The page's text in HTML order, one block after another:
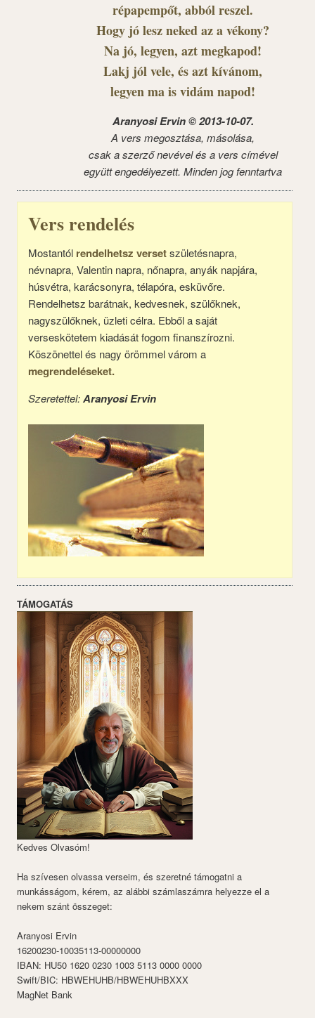
répapempőt, abból reszel.
Hogy jó lesz neked az a vékony?
Na jó, legyen, azt megkapod!
Lakj jól vele, és azt kívánom,
legyen ma is vidám napod!
Aranyosi Ervin © 2013-10-07.
A vers megosztása, másolása,
csak a szerző nevével és a vers címével
együtt engedélyezett. Minden jog fenntartva
Vers rendelés
Mostantól rendelhetsz versetszületésnapra,
névnapra, Valentin napra, nőnapra, anyák napjára,
húsvétra, karácsonyra, télapóra, esküvőre.
Rendelhetsz barátnak, kedvesnek, szülőknek,
nagyszülőknek, üzleti célra. Ebből a saját
verseskötetem kiadását fogom finanszírozni.
Köszönettel és nagy örömmel várom a
megrendeléseket.
Szeretettel:Aranyosi Ervin
TÁMOGATÁS
Kedves Olvasóm!
Ha szívesen olvassa verseim, és szeretné támogatni a
munkásságom, kérem, az alábbi számlaszámra helyezze el a
nekem szánt összeget:
Aranyosi Ervin
16200230-10035113-00000000
IBAN: HU50 1620 0230 1003 5113 0000 0000
Swift/BIC: HBWEHUHB/HBWEHUHBXXX
MagNet Bank